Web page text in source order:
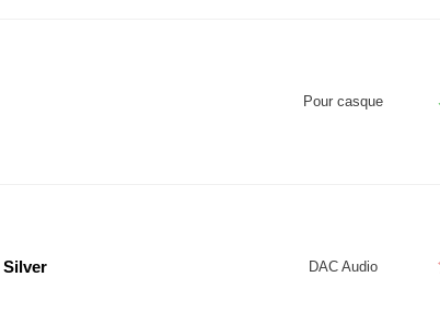
Pour casque
Silver DAC Audio